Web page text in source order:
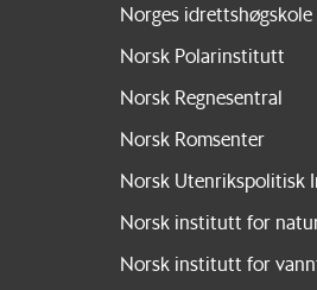
Norges idrettshøgskole
Norsk Polarinstitutt
Norsk Regnesentral
Norsk Romsenter
Norsk Utenrikspolitisk
Norsk institutt for
Norsk institutt for